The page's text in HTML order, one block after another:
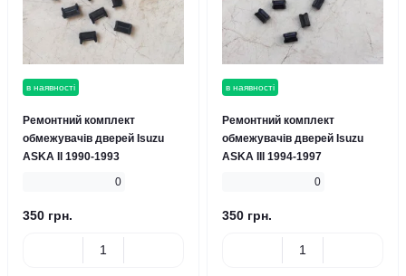
в наявності
Ремонтний комплект
обмежувачів дверей Isuzu
ASKA II 1990-1993
0
350 грн.
в наявності
Ремонтний комплект
обмежувачів дверей Isuzu
ASKA III 1994-1997
0
350 грн.